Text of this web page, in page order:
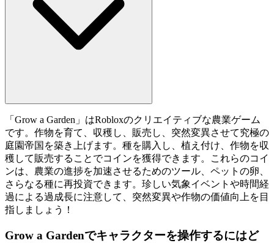
「Grow a Garden」はRobloxのクリエイティブな農業ゲーム
です。作物を育て、収穫し、販売し、突然変異させて究極の
庭園帝国を築き上げます。種を購入し、植え付け、作物を収
穫して販売することでコインを獲得できます。これらのコイ
ンは、農業の進捗を加速させるためのツール、ペットの卵、
さらなる種に再投資できます。珍しい気象イベントや時間経
過による過成長に注意して、突然変異や作物の価値向上を目
指しましょう！
Grow a Gardenでキャラクターを操作するにはど